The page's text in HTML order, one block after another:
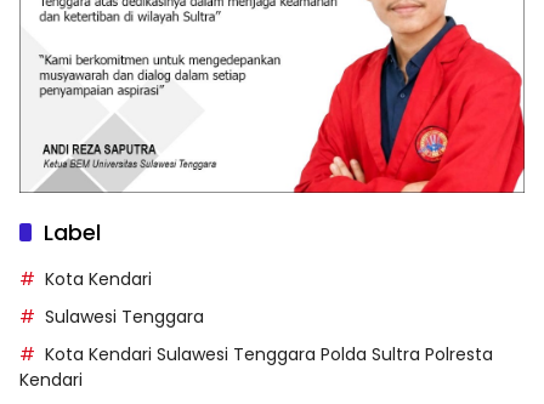
Label
Kota Kendari
Sulawesi Tenggara
Kota Kendari Sulawesi Tenggara Polda Sultra Polresta
Kendari